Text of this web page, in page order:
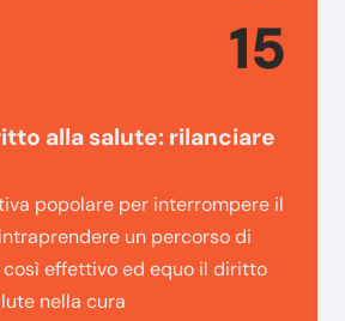
15
alla salute: rilanciare
popolare per interrompere il
un percorso di
effettivo ed equo il diritto
nella cura